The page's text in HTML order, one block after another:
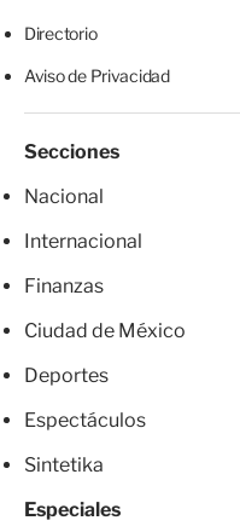
Directorio
Aviso de Privacidad
Secciones
Nacional
Internacional
Finanzas
Ciudad de México
Deportes
Espectáculos
Sintetika
Especiales